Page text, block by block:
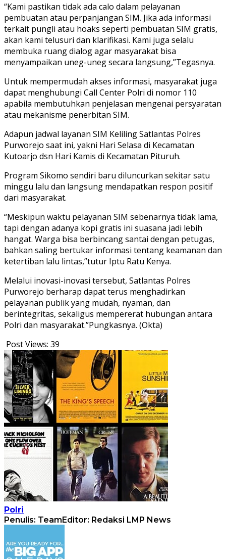
“Kami pastikan tidak ada calo dalam pelayanan
pembuatan atau perpanjangan SIM. Jika ada informasi
terkait pungli atau hoaks seperti pembuatan SIM gratis,
akan kami telusuri dan klarifikasi. Kami juga selalu
membuka ruang dialog agar masyarakat bisa
menyampaikan uneg-uneg secara langsung,”Tegasnya.
Untuk mempermudah akses informasi, masyarakat juga
dapat menghubungi Call Center Polri di nomor 110
apabila membutuhkan penjelasan mengenai persyaratan
atau mekanisme penerbitan SIM.
Adapun jadwal layanan SIM Keliling Satlantas Polres
Purworejo saat ini, yakni Hari Selasa di Kecamatan
Kutoarjo dsn Hari Kamis di Kecamatan Pituruh.
Program Sikomo sendiri baru diluncurkan sekitar satu
minggu lalu dan langsung mendapatkan respon positif
dari masyarakat.
“Meskipun waktu pelayanan SIM sebenarnya tidak lama,
tapi dengan adanya kopi gratis ini suasana jadi lebih
hangat. Warga bisa berbincang santai dengan petugas,
bahkan saling bertukar informasi tentang keamanan dan
ketertiban lalu lintas,”tutur Iptu Ratu Kenya.
Melalui inovasi-inovasi tersebut, Satlantas Polres
Purworejo berharap dapat terus menghadirkan
pelayanan publik yang mudah, nyaman, dan
berintegritas, sekaligus mempererat hubungan antara
Polri dan masyarakat.”Pungkasnya. (Okta)
Post Views: 39
Polri
Penulis: TeamEditor: Redaksi LMP News